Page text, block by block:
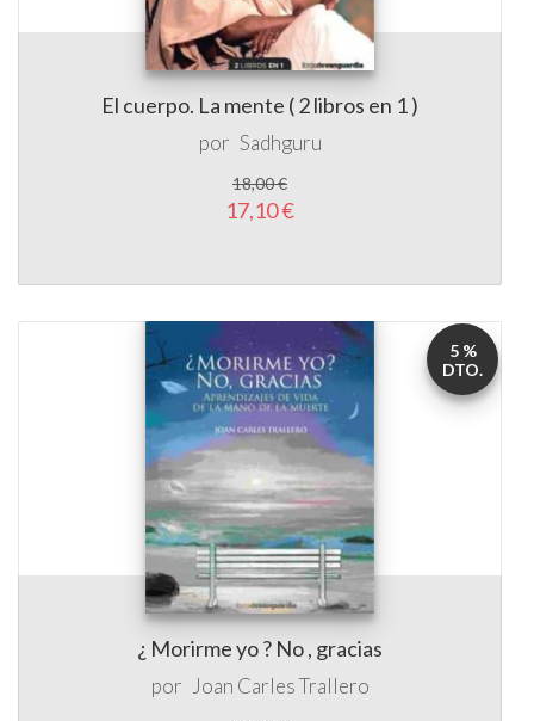
El cuerpo. La mente ( 2 libros en 1 )
por Sadhguru
18,00 €
17,10 €
¿ Morirme yo ? No , gracias
por Joan Carles Trallero
5 %
DTO.